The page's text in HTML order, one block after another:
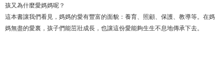
孩又為什麼愛媽媽呢？
這本書讓我們看見，媽媽的愛有豐富的面貌：養育、照顧、保護、教導等。在媽
媽無盡的愛裏，孩子們能茁壯成長，也讓這份愛能夠生生不息地傳承下去。